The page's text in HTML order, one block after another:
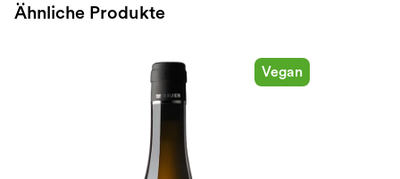
Ähnliche Produkte
Vegan